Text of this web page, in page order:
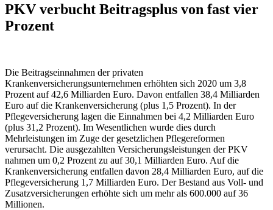
PKV verbucht Beitragsplus von fast vier
Prozent
Die Beitragseinnahmen der privaten
Krankenversicherungsunternehmen erhöhten sich 2020 um 3,8
Prozent auf 42,6 Milliarden Euro. Davon entfallen 38,4 Milliarden
Euro auf die Krankenversicherung (plus 1,5 Prozent). In der
Pflegeversicherung lagen die Einnahmen bei 4,2 Milliarden Euro
(plus 31,2 Prozent). Im Wesentlichen wurde dies durch
Mehrleistungen im Zuge der gesetzlichen Pflegereformen
verursacht. Die ausgezahlten Versicherungsleistungen der PKV
nahmen um 0,2 Prozent zu auf 30,1 Milliarden Euro. Auf die
Krankenversicherung entfallen davon 28,4 Milliarden Euro, auf die
Pflegeversicherung 1,7 Milliarden Euro. Der Bestand aus Voll- und
Zusatzversicherungen erhöhte sich um mehr als 600.000 auf 36
Millionen.